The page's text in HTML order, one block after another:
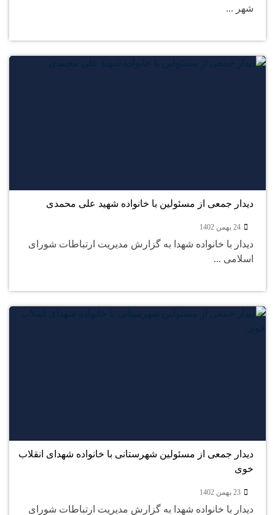
شهر ...
دیدار جمعی از مسئولین با خانواده شهید علی محمدی
24 بهمن 1402
دیدار با خانواده شهدا به گزارش مدیریت ارتباطات شورای
اسلامی ...
دیدار جمعی از مسئولین شهرستانی با خانواده شهدای انقلاب
خوی
23 بهمن 1402
دیدار با خانواده شهدا به گزارش مدیریت ارتباطات شورای